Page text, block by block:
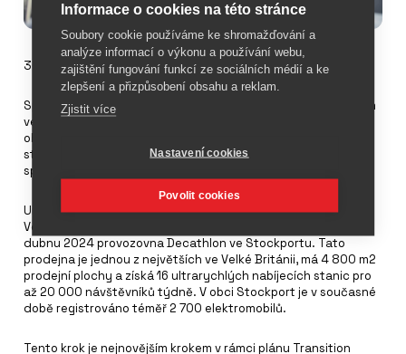
30. ledna 2024
Společnost Decathlon
uzavřela partnerství s poskytovatelem
veřejné infrastruktury pro nabíjení elektromobilů Be.EV, který
obchodům ve Velké Británii poskytne ultrarychlé nabíjecí
stanice pro elektromobily. Jedná se o první partnerství
společnosti Decathlon UK s veřejnou nabíjecí sítí.
Umístění jsou již naplánována v různých prodejnách po celé
Velké Británii, přičemž jako první obdrží nabíjecí stanice v
dubnu 2024 provozovna Decathlon ve Stockportu. Tato
prodejna je jednou z největších ve Velké Británii, má 4 800 m2
prodejní plochy a získá 16 ultrarychlých nabíjecích stanic pro
až 20 000 návštěvníků týdně. V obci Stockport je v současné
době registrováno téměř 2 700 elektromobilů.
Tento krok je nejnovějším krokem v rámci plánu Transition
Informace o cookies na této stránce
Soubory cookie používáme ke shromažďování a
analýze informací o výkonu a používání webu,
zajištění fungování funkcí ze sociálních médií a ke
zlepšení a přizpůsobení obsahu a reklam.
Zjistit více
Nastavení cookies
Povolit cookies